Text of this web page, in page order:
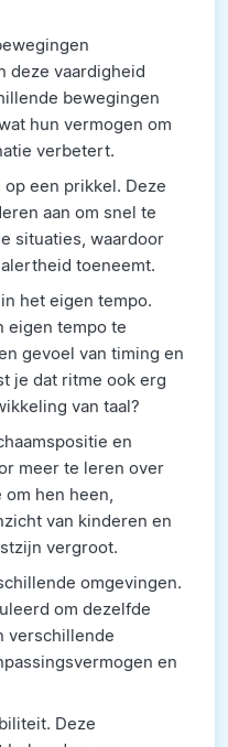
deze vaardigheid
bewegingen
hun vermogen om
verbetert.
een prikkel. Deze
aan om snel te
situaties, waardoor
toeneemt.
het eigen tempo.
eigen tempo te
gevoel van timing en
je dat ritme ook erg
van taal?
en
meer te leren over
hen heen,
van kinderen en
vergroot.
omgevingen.
om dezelfde
verschillende
en
Deze